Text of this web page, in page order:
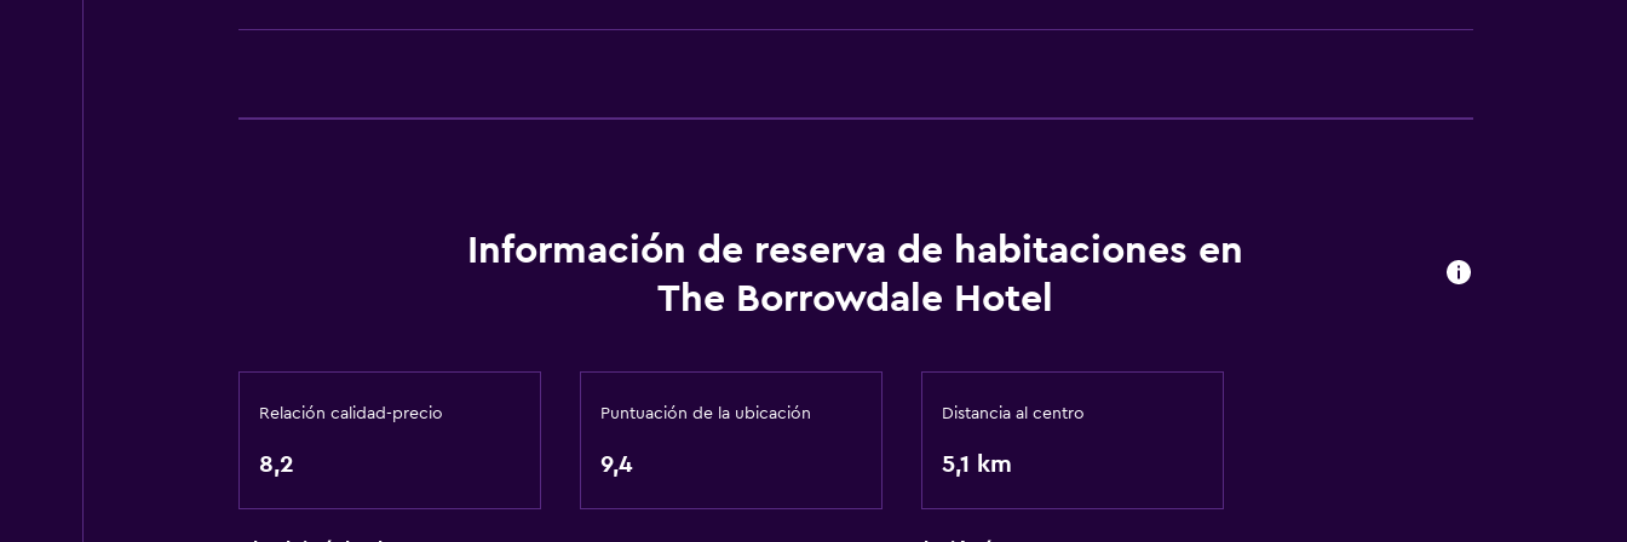
Ducha
Wifi gratis
Artículos de aseo gratis
Alarma de humo
Calefacción
Instalaciones para reuniones
Servicio de habitaciones
Lavandería
Servicios de lavandería/tintorería
Información de reserva de habitaciones en
The Borrowdale Hotel
Relación calidad-precio
8,2
Puntuación de la ubicación
9,4
Distancia al centro
5,1 km